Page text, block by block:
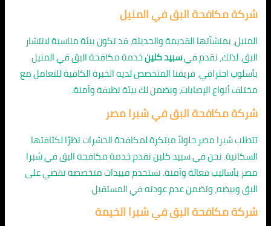
شركة مكافحة البق في المنيل
المنيل، بمنشآتها القديمة والحديثة، قد تكون بيئة مناسبة لانتشار
البق. لذلك، نقدم فيسبيد كلينخدمة مكافحة البق في المنيل
بأسلوب احترافي. فريقنا المتخصص لديه الخبرة الكافية للتعامل مع
مختلف أنواع الإصابات، ويضمن لك بيئة نظيفة وآمنة.
شركة مكافحة البق في شبرا مصر
تتطلب شبرا مصر حلولاً مبتكرة لمكافحة الحشرات نظرًا لكثافتها
السكانية. نحن في سبيد كلين نقدم خدمة مكافحة البق في شبرا
مصر بأساليب فعالة وآمنة. نستخدم مبيدات متخصصة تقضي على
البق وبيضه، وتضمن عدم عودته في المستقبل.
شركة مكافحة البق في شبرا الخيمة